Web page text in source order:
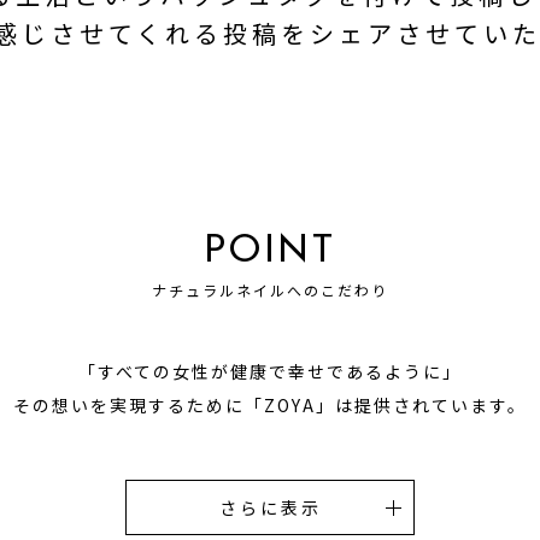
じさせてくれる投稿を シェアさせていた
POINT
ナチュラルネイルへのこだわり
「すべての女性が健康で幸せであるように」
その想いを実現するために 「ZOYA」は提供されています。